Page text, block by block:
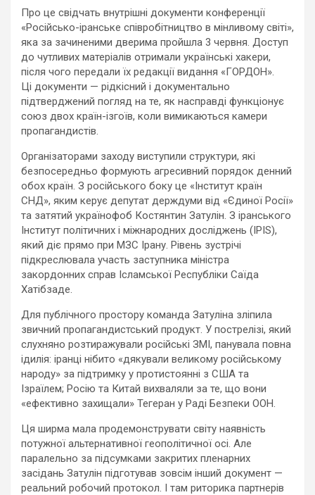
Про це свідчать внутрішні документи конференції
«Російсько-іранське співробітництво в мінливому світі»,
яка за зачиненими дверима пройшла 3 червня. Доступ
до чутливих матеріалів отримали українські хакери,
після чого передали їх редакції видання «ГОРДОН».
Ці документи — рідкісний і документально
підтверджений погляд на те, як насправді функціонує
союз двох країн-ізгоїв, коли вимикаються камери
пропагандистів.
Організаторами заходу виступили структури, які
безпосередньо формують агресивний порядок денний
обох країн. З російського боку це «Інститут країн
СНД», яким керує депутат держдуми від «Єдиної Росії»
та затятий українофоб Костянтин Затулін. З іранського
Інститут політичних і міжнародних досліджень (IPIS),
який діє прямо при МЗС Ірану. Рівень зустрічі
підкреслювала участь заступника міністра
закордонних справ Ісламської Республіки Саїда
Хатібзаде.
Для публічного простору команда Затуліна зліпила
звичний пропагандистський продукт. У пострелізі, який
слухняно розтиражували російські ЗМІ, панувала повна
ідилія: іранці нібито «дякували великому російському
народу» за підтримку у протистоянні з США та
Ізраїлем; Росію та Китай вихваляли за те, що вони
«ефективно захищали» Тегеран у Раді Безпеки ООН.
Ця ширма мала продемонструвати світу наявність
потужної альтернативної геополітичної осі. Але
паралельно за підсумками закритих пленарних
засідань Затулін підготував зовсім інший документ —
реальний робочий протокол. І там риторика партнерів